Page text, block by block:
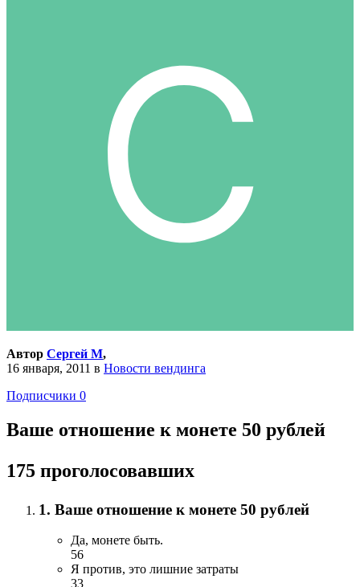
Автор Сергей М,
16 января, 2011 в Новости вендинга
Подписчики 0
Ваше отношение к монете 50 рублей
175 проголосовавших
1. Ваше отношение к монете 50 рублей
Да, монете быть.
56
Я против, это лишние затраты
33